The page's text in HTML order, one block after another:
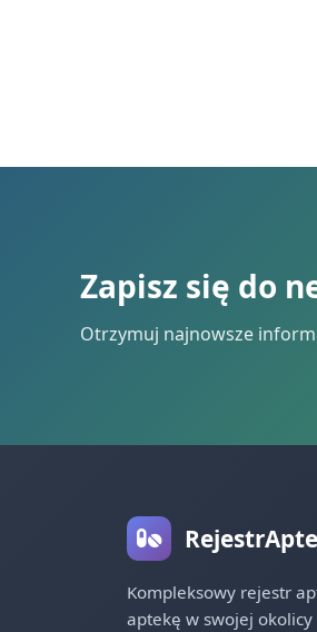
Zapisz się do
Otrzymuj najnowsze
Kompleksowy rejestr
aptekę w swojej